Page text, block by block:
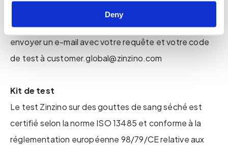
Deny
Si vous décidez à l’avenir de supprimer vos données
personnelles de notre base de données, veuillez
envoyer un e-mail avec votre requête et votre code
de test à customer.global@zinzino.com
Kit de test
Le test Zinzino sur des gouttes de sang séché est
certifié selon la norme ISO 13485 et conforme à la
réglementation européenne 98/79/CE relative aux